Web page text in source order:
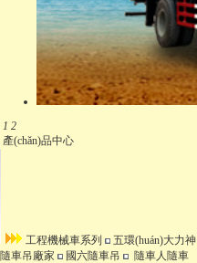
1 2
產(chǎn)品中心
工程機械車系列
五環(huán)大力神
隨車吊廠家
國六隨車吊
隨車人隨車